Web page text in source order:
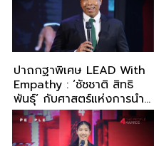
ปาถกฐาพิเศษ LEAD With
Empathy : ‘ชัชชาติ สิทธิ
พันธุ์’ กับศาสตร์แห่งการนำ
ด้วยหัวใจ